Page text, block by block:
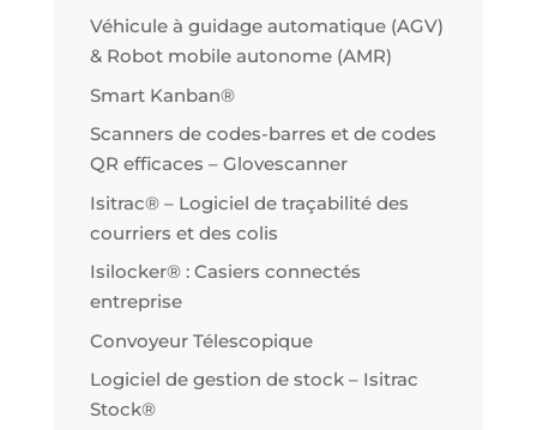
Véhicule à guidage automatique (AGV)
& Robot mobile autonome (AMR)
Smart Kanban®
Scanners de codes-barres et de codes
QR efficaces – Glovescanner
Isitrac® – Logiciel de traçabilité des
courriers et des colis
Isilocker® : Casiers connectés
entreprise
Convoyeur Télescopique
Logiciel de gestion de stock – Isitrac
Stock®